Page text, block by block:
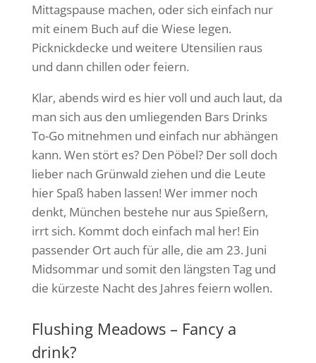
Mittagspause machen, oder sich einfach nur
mit einem Buch auf die Wiese legen.
Picknickdecke und weitere Utensilien raus
und dann chillen oder feiern.
Klar, abends wird es hier voll und auch laut, da
man sich aus den umliegenden Bars Drinks
To-Go mitnehmen und einfach nur abhängen
kann. Wen stört es? Den Pöbel? Der soll doch
lieber nach Grünwald ziehen und die Leute
hier Spaß haben lassen! Wer immer noch
denkt, München bestehe nur aus Spießern,
irrt sich. Kommt doch einfach mal her! Ein
passender Ort auch für alle, die am 23. Juni
Midsommar und somit den längsten Tag und
die kürzeste Nacht des Jahres feiern wollen.
Flushing Meadows – Fancy a
drink?